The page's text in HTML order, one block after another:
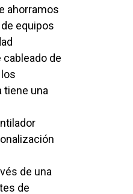
ahorramos
equipos
de
tiene una
de una
de